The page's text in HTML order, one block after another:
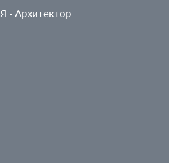
Я - Архитектор